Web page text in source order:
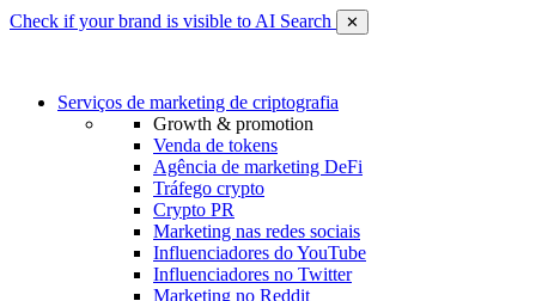
Check if your brand is visible to AI Search ✕
Serviços de marketing de criptografia
Growth & promotion
Venda de tokens
Agência de marketing DeFi
Tráfego crypto
Crypto PR
Marketing nas redes sociais
Influenciadores do YouTube
Influenciadores no Twitter
Marketing no Reddit